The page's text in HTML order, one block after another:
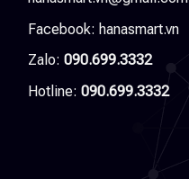
Facebook: hanasmart.vn
Zalo: 090.699.3332
Hotline: 090.699.3332